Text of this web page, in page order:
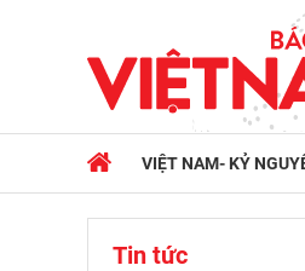
VIỆT NAM- KỶ
Tin tức